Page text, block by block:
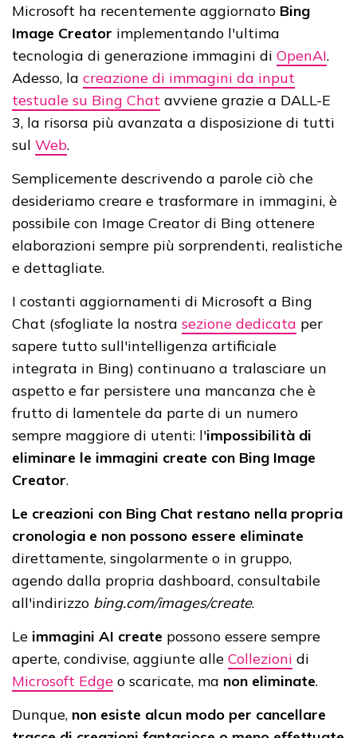
Microsoft ha recentemente aggiornato Bing
Image Creator implementando l'ultima
tecnologia di generazione immagini di OpenAI.
Adesso, la creazione di immagini da input
testuale su Bing Chat avviene grazie a DALL-E
3, la risorsa più avanzata a disposizione di tutti
sul Web.
Semplicemente descrivendo a parole ciò che
desideriamo creare e trasformare in immagini, è
possibile con Image Creator di Bing ottenere
elaborazioni sempre più sorprendenti, realistiche
e dettagliate.
I costanti aggiornamenti di Microsoft a Bing
Chat (sfogliate la nostra sezione dedicata per
sapere tutto sull'intelligenza artificiale
integrata in Bing) continuano a tralasciare un
aspetto e far persistere una mancanza che è
frutto di lamentele da parte di un numero
sempre maggiore di utenti: l'impossibilità di
eliminare le immagini create con Bing Image
Creator.
Le creazioni con Bing Chat restano nella propria
cronologia e non possono essere eliminate
direttamente, singolarmente o in gruppo,
agendo dalla propria dashboard, consultabile
all'indirizzo bing.com/images/create.
Le immagini AI create possono essere sempre
aperte, condivise, aggiunte alle Collezioni di
Microsoft Edge o scaricate, ma non eliminate.
Dunque, non esiste alcun modo per cancellare